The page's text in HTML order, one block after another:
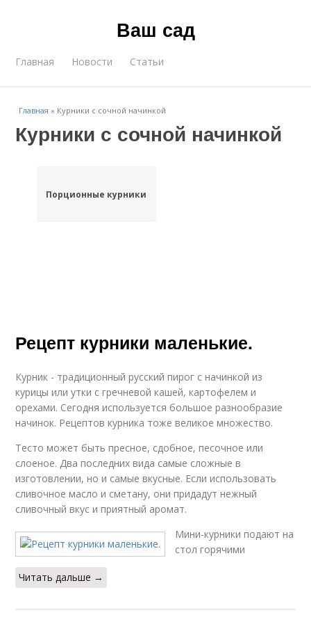
Ваш сад
Главная Новости Статьи
Главная » Курники с сочной начинкой
Курники с сочной начинкой
Порционные курники
Рецепт курники маленькие.
Курник - традиционный русский пирог с начинкой из
курицы или утки с гречневой кашей, картофелем и
орехами. Сегодня используется большое разнообразие
начинок. Рецептов курника тоже великое множество.
Тесто может быть пресное, сдобное, песочное или
слоеное. Два последних вида самые сложные в
изготовлении, но и самые вкусные. Если использовать
сливочное масло и сметану, они придадут нежный
сливочный вкус и приятный аромат.
Мини-курники подают на
стол горячими
Читать дальше →